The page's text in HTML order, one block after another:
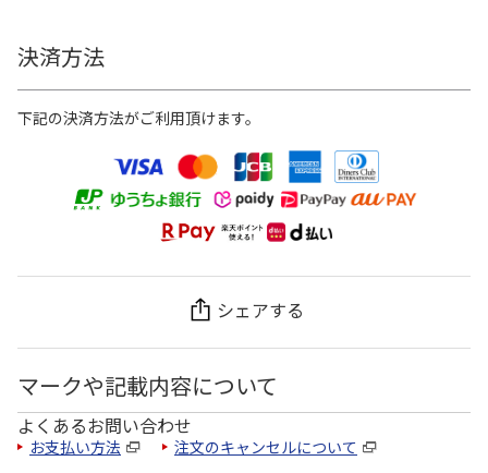
決済方法
下記の決済方法がご利用頂けます。
シェアする
マークや記載内容について
よくあるお問い合わせ
お支払い方法 注文のキャンセルについて